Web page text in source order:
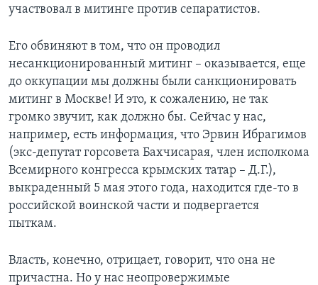
участвовал в митинге против сепаратистов.
Его обвиняют в том, что он проводил
несанкционированный митинг – оказывается, еще
до оккупации мы должны были санкционировать
митинг в Москве! И это, к сожалению, не так
громко звучит, как должно бы. Сейчас у нас,
например, есть информация, что Эрвин Ибрагимов
(экс-депутат горсовета Бахчисарая, член исполкома
Всемирного конгресса крымских татар – Д.Г.),
выкраденный 5 мая этого года, находится где-то в
российской воинской части и подвергается
пыткам.
Власть, конечно, отрицает, говорит, что она не
причастна. Но у нас неопровержимые